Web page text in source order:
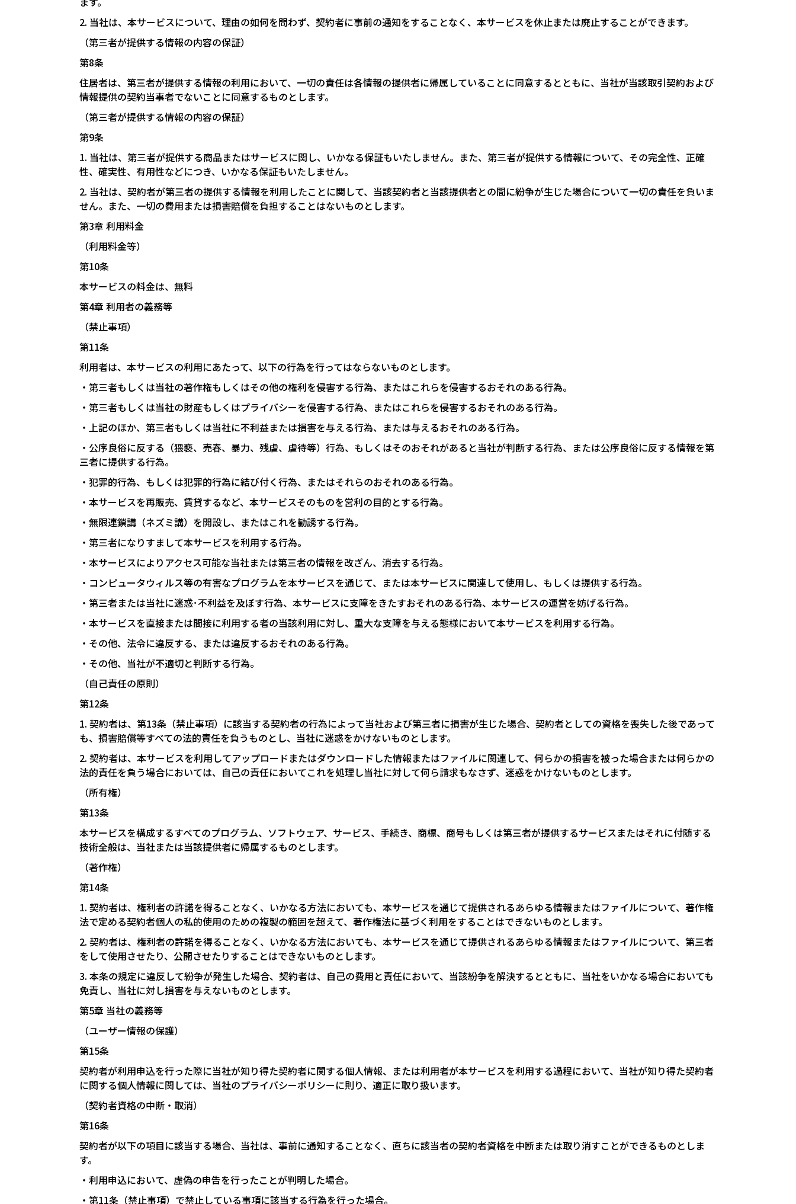
2. 当社は、本サービスについて、理由の如何を問わず、契約者に事前の通知をすることなく、本サービスを休止または廃止することができます。
（第三者が提供する情報の内容の保証）
第8条
住居者は、第三者が提供する情報の利用において、一切の責任は各情報の提供者に帰属していることに同意するとともに、当社が当該取引契約および
情報提供の契約当事者でないことに同意するものとします。
（第三者が提供する情報の内容の保証）
第9条
1. 当社は、第三者が提供する商品またはサービスに関し、いかなる保証もいたしません。また、第三者が提供する情報について、その完全性、正確
性、確実性、有用性などにつき、いかなる保証もいたしません。
2. 当社は、契約者が第三者の提供する情報を利用したことに関して、当該契約者と当該提供者との間に紛争が生じた場合について一切の責任を負いま
せん。また、一切の費用または損害賠償を負担することはないものとします。
第3章 利用料金
（利用料金等）
第10条
本サービスの料金は、無料
第4章 利用者の義務等
（禁止事項）
第11条
利用者は、本サービスの利用にあたって、以下の行為を行ってはならないものとします。
・第三者もしくは当社の著作権もしくはその他の権利を侵害する行為、またはこれらを侵害するおそれのある行為。
・第三者もしくは当社の財産もしくはプライバシーを侵害する行為、またはこれらを侵害するおそれのある行為。
・上記のほか、第三者もしくは当社に不利益または損害を与える行為、または与えるおそれのある行為。
・公序良俗に反する（猥褻、売春、暴力、残虐、虐待等）行為、もしくはそのおそれがあると当社が判断する行為、または公序良俗に反する情報を第
三者に提供する行為。
・犯罪的行為、もしくは犯罪的行為に結び付く行為、またはそれらのおそれのある行為。
・本サービスを再販売、賃貸するなど、本サービスそのものを営利の目的とする行為。
・無限連鎖講（ネズミ講）を開設し、またはこれを勧誘する行為。
・第三者になりすまして本サービスを利用する行為。
・本サービスによりアクセス可能な当社または第三者の情報を改ざん、消去する行為。
・コンピュータウィルス等の有害なプログラムを本サービスを通じて、または本サービスに関連して使用し、もしくは提供する行為。
・第三者または当社に迷惑･不利益を及ぼす行為、本サービスに支障をきたすおそれのある行為、本サービスの運営を妨げる行為。
・本サービスを直接または間接に利用する者の当該利用に対し、重大な支障を与える態様において本サービスを利用する行為。
・その他、法令に違反する、または違反するおそれのある行為。
・その他、当社が不適切と判断する行為。
（自己責任の原則）
第12条
1. 契約者は、第13条（禁止事項）に該当する契約者の行為によって当社および第三者に損害が生じた場合、契約者としての資格を喪失した後であって
も、損害賠償等すべての法的責任を負うものとし、当社に迷惑をかけないものとします。
2. 契約者は、本サービスを利用してアップロードまたはダウンロードした情報またはファイルに関連して、何らかの損害を被った場合または何らかの
法的責任を負う場合においては、自己の責任においてこれを処理し当社に対して何ら請求もなさず、迷惑をかけないものとします。
（所有権）
第13条
本サービスを構成するすべてのプログラム、ソフトウェア、サービス、手続き、商標、商号もしくは第三者が提供するサービスまたはそれに付随する
技術全般は、当社または当該提供者に帰属するものとします。
（著作権）
第14条
1. 契約者は、権利者の許諾を得ることなく、いかなる方法においても、本サービスを通じて提供されるあらゆる情報またはファイルについて、著作権
法で定める契約者個人の私的使用のための複製の範囲を超えて、著作権法に基づく利用をすることはできないものとします。
2. 契約者は、権利者の許諾を得ることなく、いかなる方法においても、本サービスを通じて提供されるあらゆる情報またはファイルについて、第三者
をして使用させたり、公開させたりすることはできないものとします。
3. 本条の規定に違反して紛争が発生した場合、契約者は、自己の費用と責任において、当該紛争を解決するとともに、当社をいかなる場合においても
免責し、当社に対し損害を与えないものとします。
第5章 当社の義務等
（ユーザー情報の保護）
第15条
契約者が利用申込を行った際に当社が知り得た契約者に関する個人情報、または利用者が本サービスを利用する過程において、当社が知り得た契約者
に関する個人情報に関しては、当社のプライバシーポリシーに則り、適正に取り扱います。
（契約者資格の中断・取消）
第16条
契約者が以下の項目に該当する場合、当社は、事前に通知することなく、直ちに該当者の契約者資格を中断または取り消すことができるものとしま
す。
・利用申込において、虚偽の申告を行ったことが判明した場合。
・第11条（禁止事項）で禁止している事項に該当する行為を行った場合。